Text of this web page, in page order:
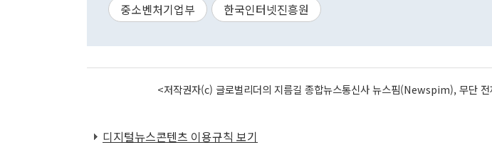
중소벤처기업부
한국인터넷진흥원
<저작권자(c) 글로벌리더의 지름길 종합뉴스통신사 뉴스핌(Newspim), 무단
디지털뉴스콘텐츠 이용규칙 보기